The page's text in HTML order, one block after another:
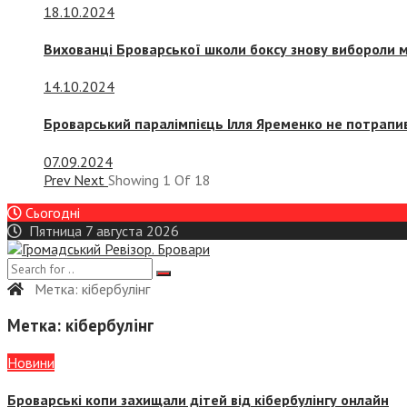
18.10.2024
Вихованці Броварської школи боксу знову вибороли
14.10.2024
Броварський паралімпієць Ілля Яременко не
07.09.2024
Prev Next Showing 1 Of 18
Сьогодні
Пятница 7 августа 2026
Метка: кібербулінг
Метка: кібербулінг
Новини
Броварські копи захищали дітей від кібербулінгу онлайн